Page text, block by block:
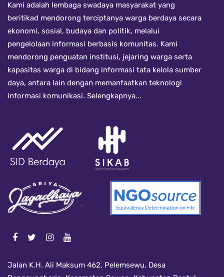
Kami adalah lembaga swadaya masyarakat yang
beritikad mendorong terciptanya warga berdaya secara
ekonomi, sosial, budaya dan politik, melalui
pengelolaan informasi berbasis komunitas. Kami
mendorong penguatan institusi, jejaring warga serta
kapasitas warga di bidang informasi tata kelola sumber
daya, antara lain dengan memanfaatkan teknologi
informasi komunikasi. Selengkapnya...
Jalan K.H. Ali Maksum 462, Pelemsewu, Desa